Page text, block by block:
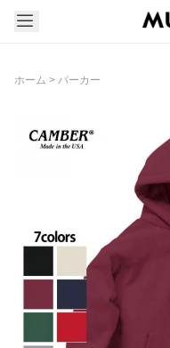
ホーム > パーカー